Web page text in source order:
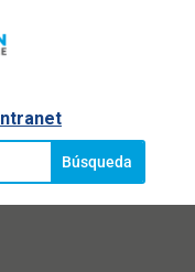
Intranet